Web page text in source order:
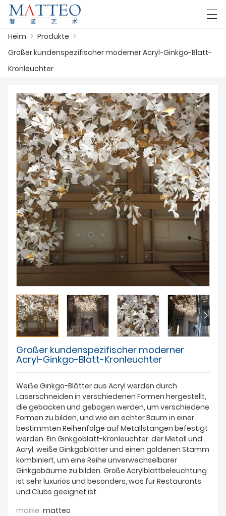
HEIM
FALL
ÜBER UNS
PRODUKTE
HERUNTERLADEN
KONTAKTIERE UNS
العربية Deutsch
Heim > Produkte >
Großer kundenspezifischer moderner Acryl-Ginkgo-Blatt-
Kronleuchter
Großer kundenspezifischer moderner
Acryl-Ginkgo-Blatt-Kronleuchter
Weiße Ginkgo-Blätter aus Acryl werden durch
Laserschneiden in verschiedenen Formen hergestellt,
die gebacken und gebogen werden, um verschiedene
Formen zu bilden, und wie ein echter Baum in einer
bestimmten Reihenfolge auf Metallstangen befestigt
werden. Ein Ginkgoblatt-Kronleuchter, der Metall und
Acryl, weiße Ginkgoblätter und einen goldenen Stamm
kombiniert, um eine Reihe unverwechselbarer
Ginkgobäume zu bilden. Große Acrylblattbeleuchtung
ist sehr luxuriös und besonders, was für Restaurants
und Clubs geeignet ist.
marke: matteo